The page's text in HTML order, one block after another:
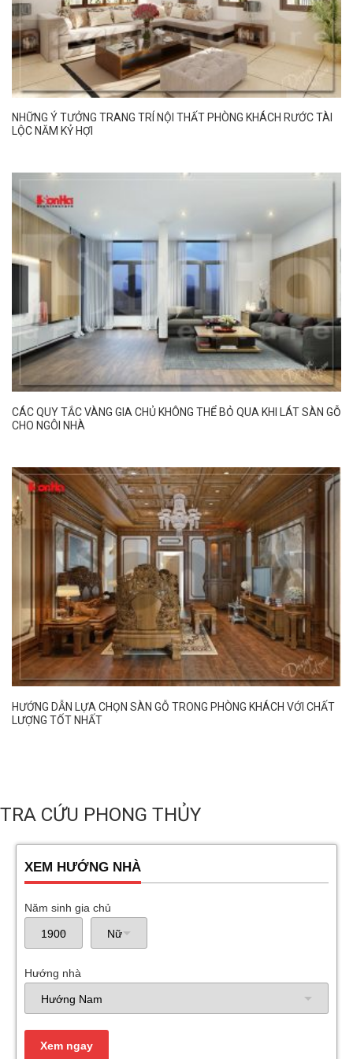
NHỮNG Ý TƯỞNG TRANG TRÍ NỘI THẤT PHÒNG KHÁCH RƯỚC TÀI
LỘC NĂM KỶ HỢI
CÁC QUY TẮC VÀNG GIA CHỦ KHÔNG THỂ BỎ QUA KHI LÁT SÀN GỖ
CHO NGÔI NHÀ
HƯỚNG DẪN LỰA CHỌN SÀN GỖ TRONG PHÒNG KHÁCH VỚI CHẤT
LƯỢNG TỐT NHẤT
TRA CỨU PHONG THỦY
XEM HƯỚNG NHÀ
Năm sinh gia chủ
Hướng nhà